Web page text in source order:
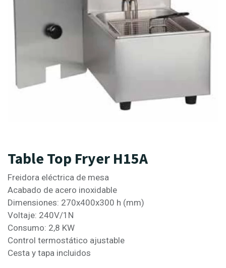
Table Top Fryer H15A
Freidora eléctrica de mesa
Acabado de acero inoxidable
Dimensiones: 270x400x300 h (mm)
Voltaje: 240V/1N
Consumo: 2,8 KW
Control termostático ajustable
Cesta y tapa incluidos